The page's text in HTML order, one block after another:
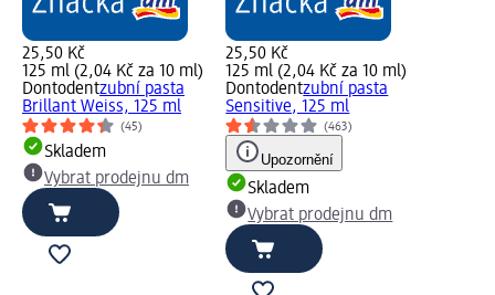
25,50 Kč
125 ml (2,04 Kč za 10 ml)
Dontodentzubní pasta
Brillant Weiss, 125 ml
(45)
Skladem
Vybrat prodejnu dm
25,50 Kč
125 ml (2,04 Kč za 10 ml)
Dontodentzubní pasta
Sensitive, 125 ml
(463)
Upozornění
Skladem
Vybrat prodejnu dm